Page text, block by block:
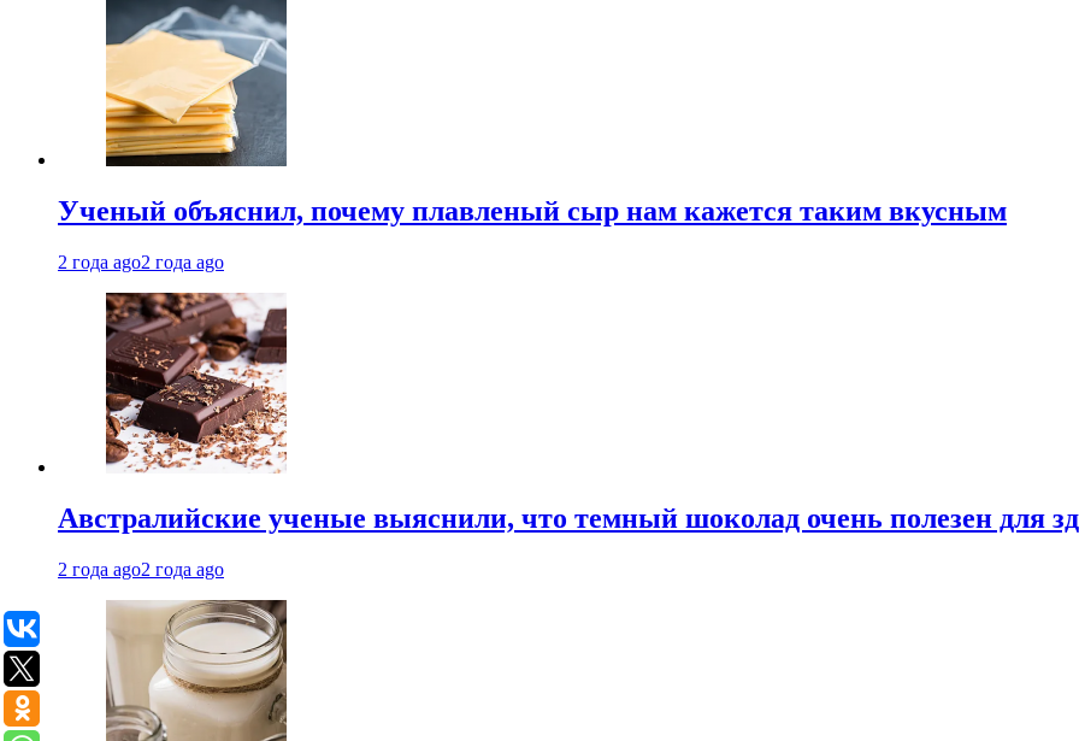
Ученый объяснил, почему плавленый сыр нам кажется таким вкусным
2 года ago2 года ago
Австралийские ученые выяснили, что темный шоколад очень полезен для
2 года ago2 года ago